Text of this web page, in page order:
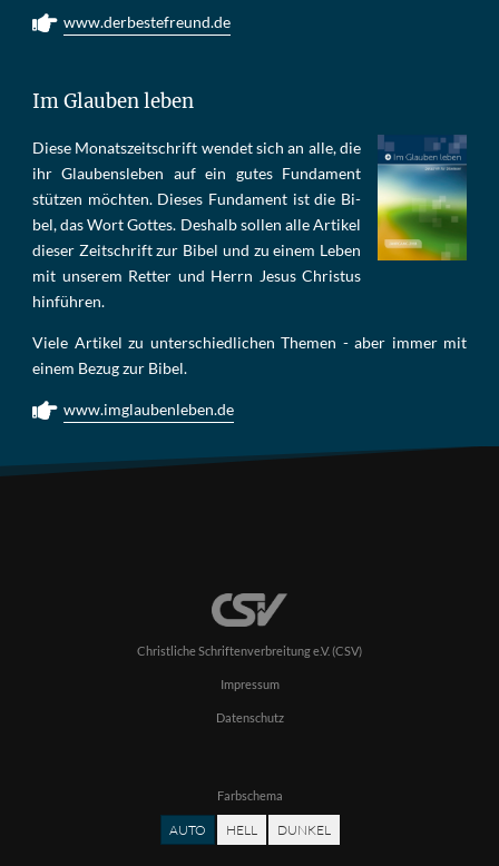
www.derbestefreund.de
Im Glauben leben
Die­se Mo­nats­zeit­schrift wen­det sich an alle, die
ihr Glau­bens­le­ben auf ein gu­tes Fun­da­ment
stüt­zen möch­ten. Die­ses Fun­da­ment ist die Bi­
bel, das Wort Got­tes. Des­halb sol­len al­le Ar­ti­kel
die­ser Zeit­schrift zur Bi­bel und zu ei­nem Le­ben
mit un­se­rem Ret­ter und Herrn Je­sus Chris­tus
hin­füh­ren.
Viele Artikel zu unterschiedlichen Themen - aber immer mit
einem Bezug zur Bibel.
www.imglaubenleben.de
Christliche Schriftenverbreitung e.V. (CSV)
Impressum
Datenschutz
Farbschema
AUTO HELL DUNKEL